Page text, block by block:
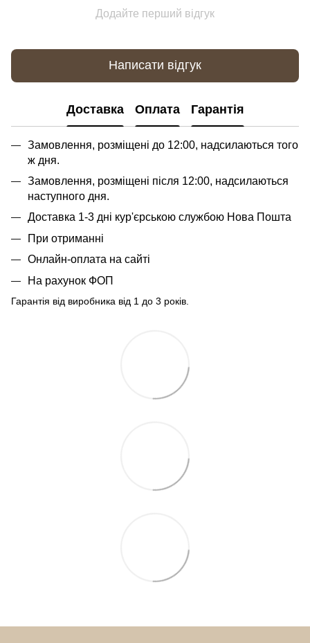
Додайте перший відгук
Написати відгук
Доставка Оплата Гарантія
Замовлення, розміщені до 12:00, надсилаються того
ж дня.
Замовлення, розміщені після 12:00, надсилаються
наступного дня.
Доставка 1-3 дні кур'єрською службою Нова Пошта
При отриманні
Онлайн-оплата на сайті
На рахунок ФОП
Гарантія від виробника від 1 до 3 років.